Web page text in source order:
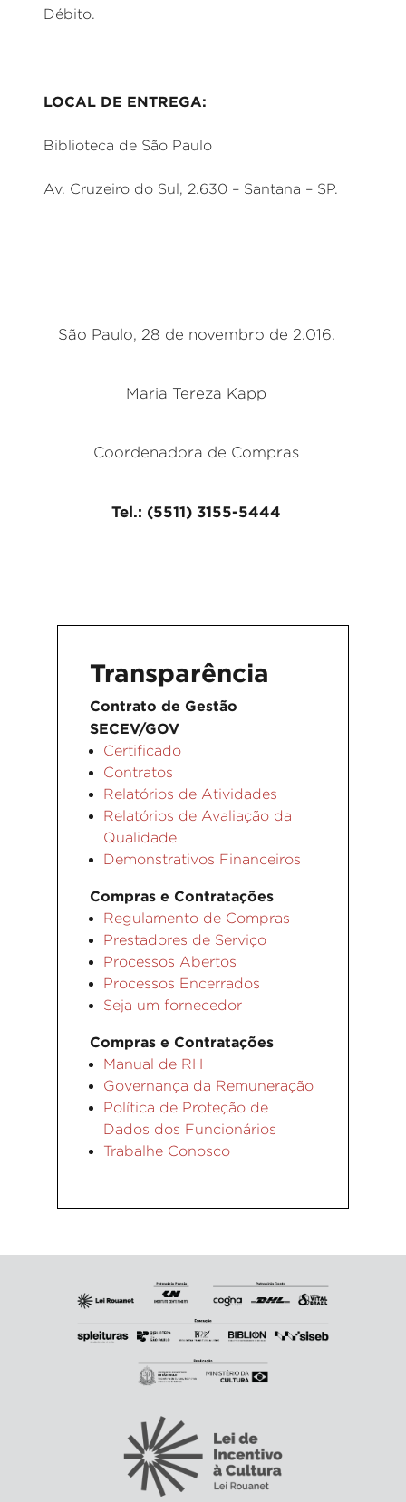
Débito.
LOCAL DE ENTREGA:
Biblioteca de São Paulo
Av. Cruzeiro do Sul, 2.630 – Santana – SP.
São Paulo, 28 de novembro de 2.016.
Maria Tereza Kapp
Coordenadora de Compras
Tel.: (5511) 3155-5444
Transparência
Contrato de Gestão
SECEV/GOV
Certificado
Contratos
Relatórios de Atividades
Relatórios de Avaliação da
Qualidade
Demonstrativos Financeiros
Compras e Contratações
Regulamento de Compras
Prestadores de Serviço
Processos Abertos
Processos Encerrados
Seja um fornecedor
Compras e Contratações
Manual de RH
Governança da Remuneração
Política de Proteção de
Dados dos Funcionários
Trabalhe Conosco